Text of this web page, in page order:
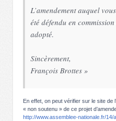
L’amendement auquel
été défendu en
adopté.
Sincèrement,
François Brottes »
En effet, on peut vérifier sur le site de
« non soutenu » de ce projet
http://www.assemblee-nationale.fr/